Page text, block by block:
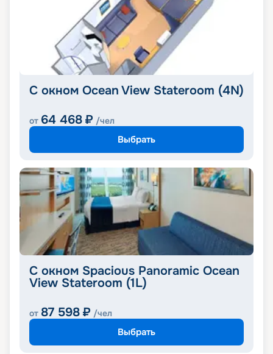
С окном Ocean View Stateroom (4N)
от 64 468 ₽ /чел
Выбрать
С окном Spacious Panoramic Ocean
View Stateroom (1L)
от 87 598 ₽ /чел
Выбрать